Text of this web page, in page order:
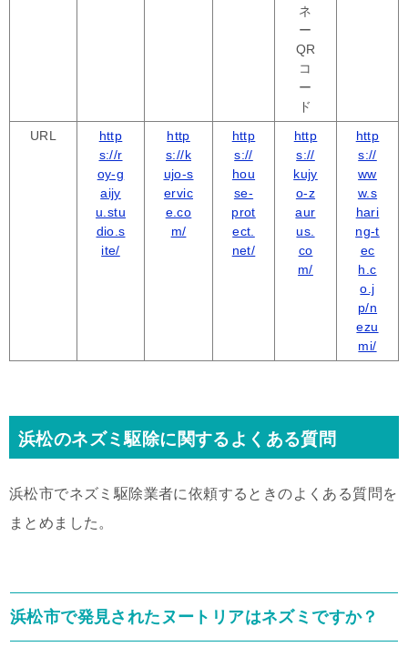
ネ
ー
QR
コ
ー
ド
URL
http
s://r
oy-g
aijy
u.stu
dio.s
ite/
http
s://k
ujo-s
ervic
e.co
m/
http
s://
hou
se-
prot
ect.
net/
http
s://
kujy
o-z
aur
us.
co
m/
http
s://
ww
w.s
hari
ng-t
ec
h.c
o.j
p/n
ezu
mi/
浜松のネズミ駆除に関するよくある質問
浜松市でネズミ駆除業者に依頼するときのよくある質問を
まとめました。
浜松市で発見されたヌートリアはネズミですか？